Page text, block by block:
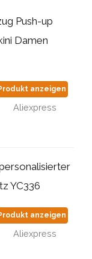
Push-up
Damen
anzeigen
Aliexpress
YC336
anzeigen
Aliexpress